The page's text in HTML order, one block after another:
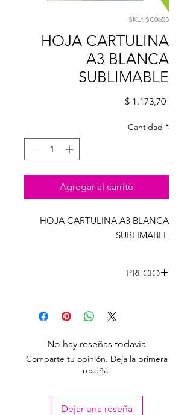
SKU: SC0653
HOJA CARTULINA
A3 BLANCA
SUBLIMABLE
$ 1.173,70Precio
Cantidad *
Agregar al carrito
HOJA CARTULINA A3 BLANCA
SUBLIMABLE
PRECIO
LISTA
Unidad
$
970,00
1173,70
No hay reseñas todavía
Comparte tu opinión. Deja la primera
reseña.
Dejar una reseña